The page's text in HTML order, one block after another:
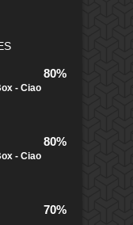
- Ciao
80%
- Ciao
80%
70%